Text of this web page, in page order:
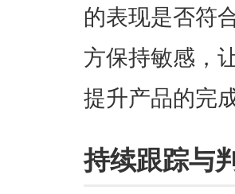
的表现是否符
方保持敏感，
提升产品的完
持续跟踪与